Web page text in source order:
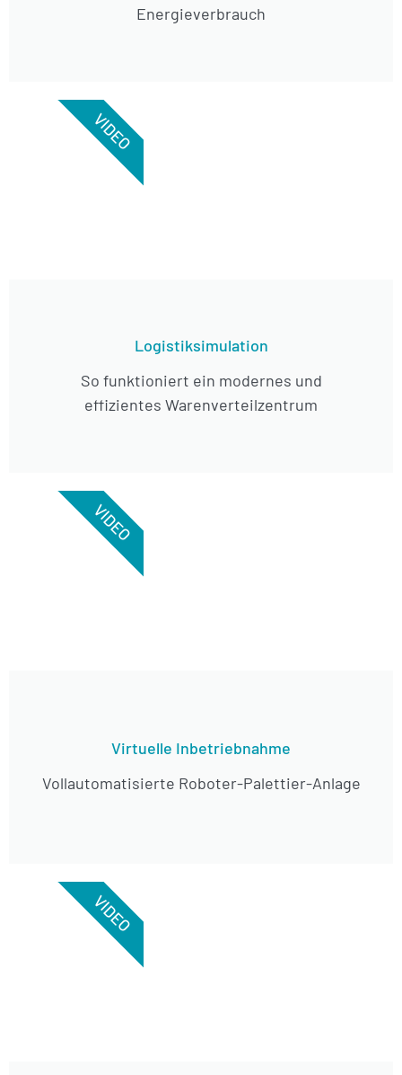
Energieverbrauch
Logistiksimulation
So funktioniert ein modernes und
effizientes Warenverteilzentrum
VIDEO
Virtuelle Inbetriebnahme
Vollautomatisierte Roboter-Palettier-Anlage
VIDEO
VIDEO